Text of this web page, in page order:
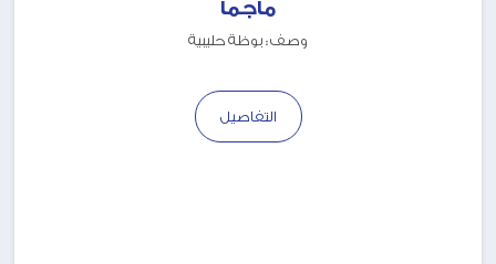
ماجما
وصف : بوظة حليبية
التفاصيل